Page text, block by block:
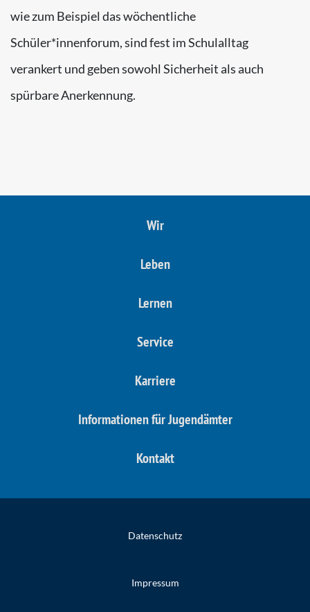
wie zum Beispiel das wöchentliche
Schüler*innenforum, sind fest im Schulalltag
verankert und geben sowohl Sicherheit als auch
spürbare Anerkennung.
Wir
Leben
Lernen
Service
Karriere
Informationen für Jugendämter
Kontakt
Datenschutz
Impressum